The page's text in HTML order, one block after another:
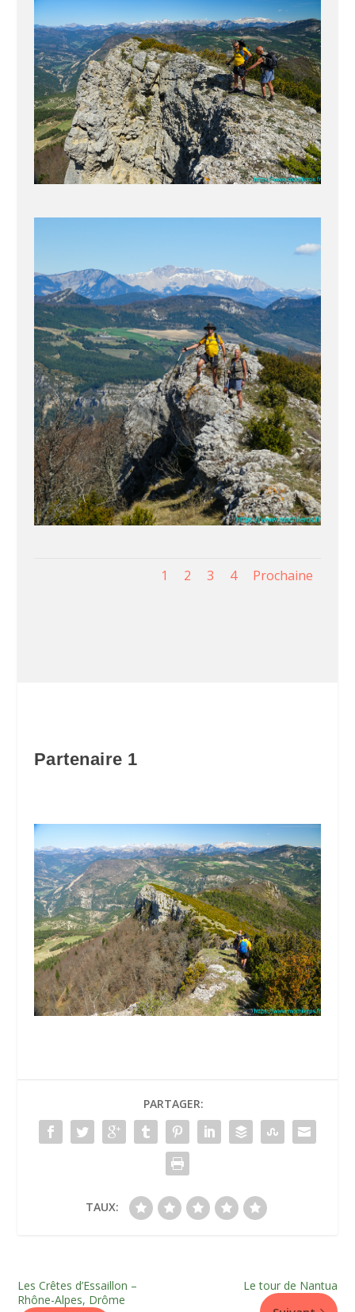
1 2 3 4 Prochaine
Partenaire 1
PARTAGER:
TAUX:
Les Crêtes d’Essaillon –
Rhône-Alpes, Drôme
Le tour de Nantua